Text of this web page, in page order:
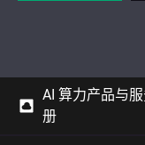
AI 算力产品与
册